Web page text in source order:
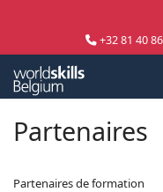
+32 81 40
Partenaires
Partenaires de formation